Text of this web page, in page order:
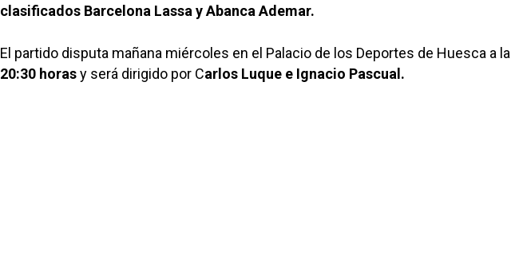
clasificados Barcelona Lassa y Abanca Ademar.
El partido disputa mañana miércoles en el Palacio de los Deportes de Huesca a
20:30 horasy será dirigido por Carlos Luque e Ignacio Pascual.